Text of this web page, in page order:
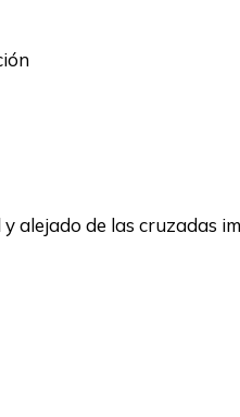
y alejado de las cruzadas